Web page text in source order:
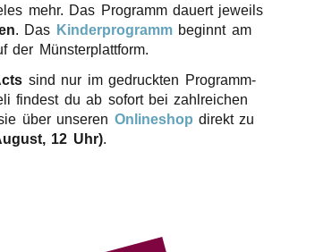
mehr. Das Programm dauert jeweils
. Das Kinder­pro­grammbeginnt am
der Münsterplattform.
sind nur im gedruck­ten Programm­
findest du ab sofort bei zahl­rei­chen
über unse­ren Online­shop direkt zu
12 Uhr).